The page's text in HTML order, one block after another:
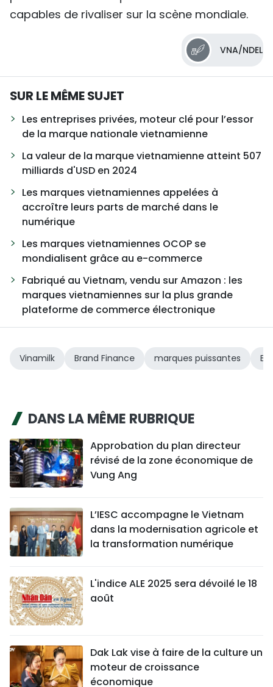
capables de rivaliser sur la scène mondiale.
VNA/NDEL
SUR LE MÊME SUJET
Les entreprises privées, moteur clé pour l’essor
de la marque nationale vietnamienne
La valeur de la marque vietnamienne atteint 507
milliards d'USD en 2024
Les marques vietnamiennes appelées à
accroître leurs parts de marché dans le
numérique
Les marques vietnamiennes OCOP se
mondialisent grâce au e-commerce
Fabriqué au Vietnam, vendu sur Amazon : les
marques vietnamiennes sur la plus grande
plateforme de commerce électronique
Vinamilk Brand Finance marques puissantes
DANS LA MÊME RUBRIQUE
Approbation du plan directeur
révisé de la zone économique de
Vung Ang
L’IESC accompagne le Vietnam
dans la modernisation agricole et
la transformation numérique
L'indice ALE 2025 sera dévoilé le 18
août
Dak Lak vise à faire de la culture un
moteur de croissance
économique